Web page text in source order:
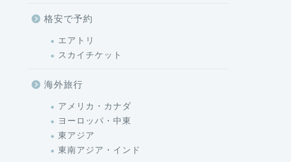
格安で予約
エアトリ
スカイチケット
海外旅行
アメリカ・カナダ
ヨーロッパ・中東
東アジア
東南アジア・インド